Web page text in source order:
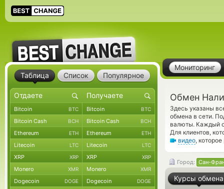
Мониторинг
Обмен
Здесь указаны
обмена в сети.
валюты. Каждый
Для клиентов,
видео,
Город: Сан-
Курсы обмена
Таблица Список Популярное
Bitcoin BTC Bitcoin BTC
Bitcoin Cash BCH Bitcoin Cash BCH
Ethereum ETH Ethereum ETH
Litecoin LTC Litecoin LTC
XRP XRP XRP XRP
Monero XMR Monero XMR
Dogecoin DOGE Dogecoin DOGE